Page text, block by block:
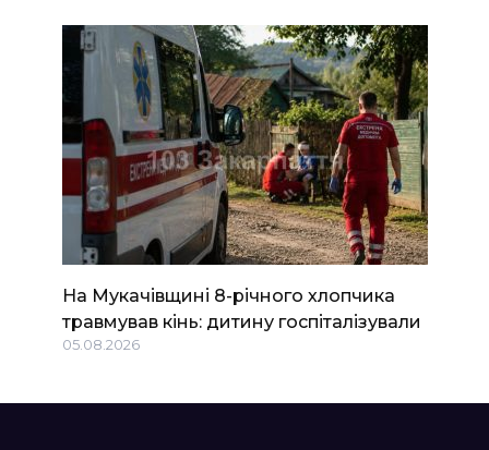
На Мукачівщині 8-річного хлопчика
травмував кінь: дитину госпіталізували
05.08.2026